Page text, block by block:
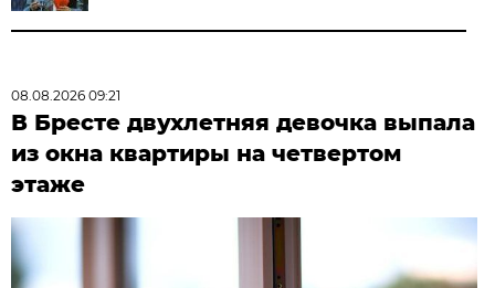
08.08.2026 09:21
В Бресте двухлетняя девочка выпала
из окна квартиры на четвертом
этаже